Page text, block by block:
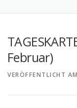
Februar)
VERÖFFENTLICHT AM